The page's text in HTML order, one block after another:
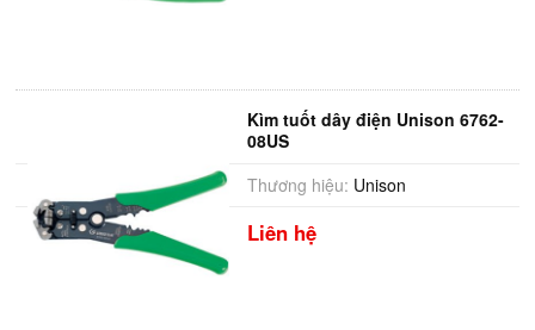
Kìm tuốt dây điện Unison 6762-
08US
Thương hiệu: Unison
Liên hệ